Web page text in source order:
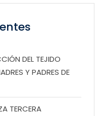
DEL TEJIDO
Y PADRES DE
TERCERA